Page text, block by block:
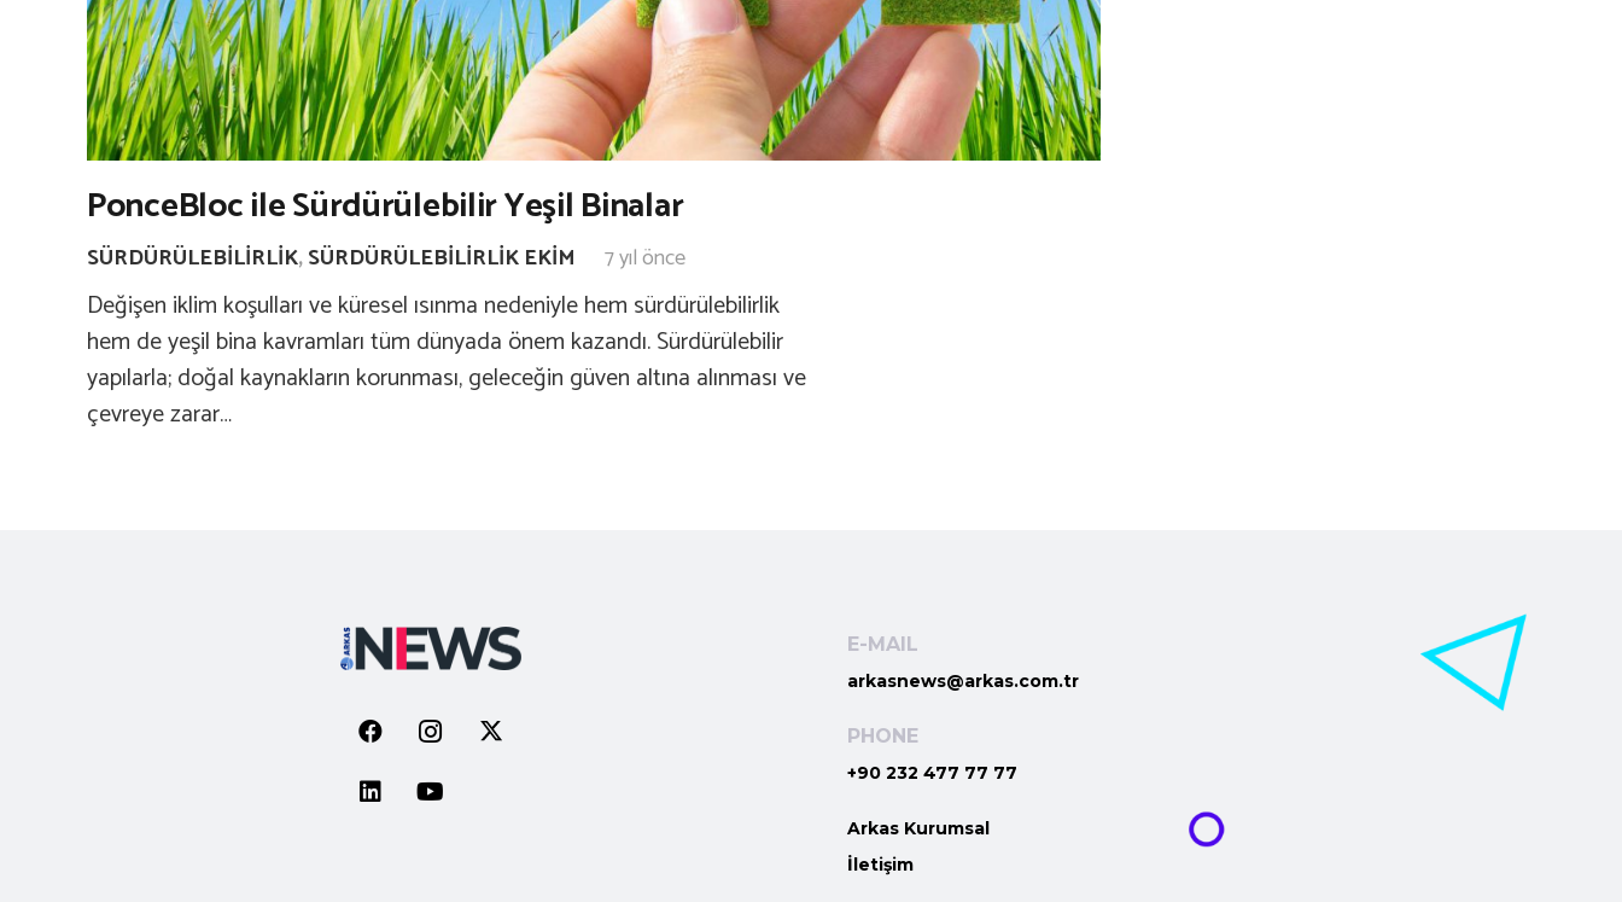
PonceBloc ile Sürdürülebilir Yeşil Binalar
SÜRDÜRÜLEBILIRLIK,SÜRDÜRÜLEBILIRLIK EKIM 7 yıl önce
Değişen iklim koşulları ve küresel ısınma nedeniyle hem sürdürülebilirlik
hem de yeşil bina kavramları tüm dünyada önem kazandı. Sürdürülebilir
yapılarla; doğal kaynakların korunması, geleceğin güven altına alınması ve
çevreye zarar…
E-MAIL
arkasnews@arkas.com.tr
PHONE
+90 232 477 77 77
Arkas Kurumsal
İletişim